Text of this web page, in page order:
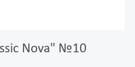
Nova" №10